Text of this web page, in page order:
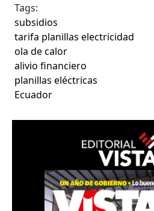
Tags:
subsidios
tarifa planillas electricidad
ola de calor
alivio financiero
planillas eléctricas
Ecuador